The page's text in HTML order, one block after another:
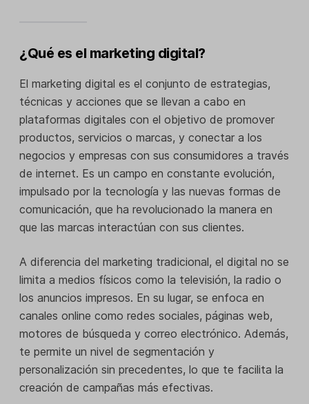
¿Qué es el marketing digital?
El marketing digital es el conjunto de estrategias,
técnicas y acciones que se llevan a cabo en
plataformas digitales con el objetivo de promover
productos, servicios o marcas, y conectar a los
negocios y empresas con sus consumidores a través
de internet. Es un campo en constante evolución,
impulsado por la tecnología y las nuevas formas de
comunicación, que ha revolucionado la manera en
que las marcas interactúan con sus clientes.
A diferencia del marketing tradicional, el digital no se
limita a medios físicos como la televisión, la radio o
los anuncios impresos. En su lugar, se enfoca en
canales online como redes sociales, páginas web,
motores de búsqueda y correo electrónico. Además,
te permite un nivel de segmentación y
personalización sin precedentes, lo que te facilita la
creación de campañas más efectivas.